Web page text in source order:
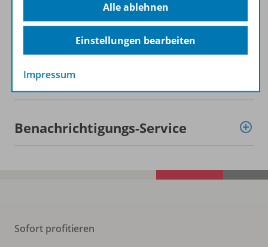
Zugehörige Produkte
Demoversion
Benachrichtigungs-Service
Sofort profitieren
Alle ablehnen
Einstellungen bearbeiten
Impressum